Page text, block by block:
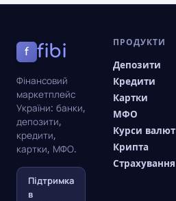
f fibi
Фінансовий
маркетплейс
України: банки,
депозити,
кредити,
картки, МФО.
Підтримка
в
ПРОДУКТИ
Депозити
Кредити
Картки
МФО
Курси валют
Крипта
Страхування